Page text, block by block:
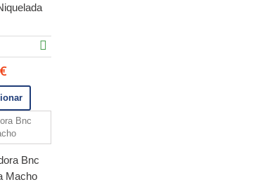
Bnc
Macho